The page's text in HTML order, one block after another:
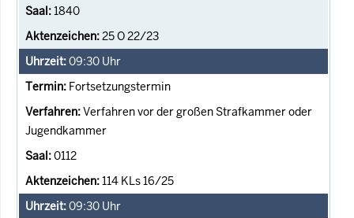
1840
25 O 22/23
09:30 Uhr
Fortsetzungstermin
Verfahren vor der großen Strafkammer oder
Jugendkammer
0112
114 KLs 16/25
09:30 Uhr